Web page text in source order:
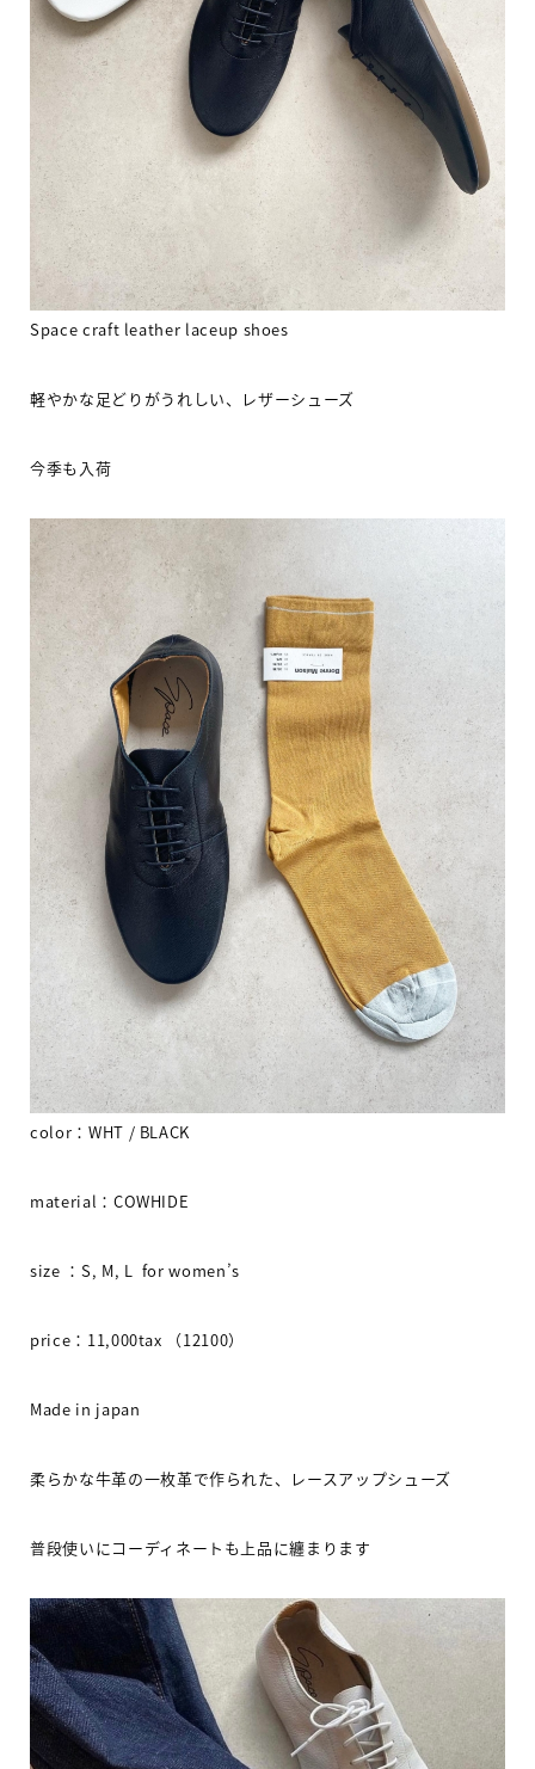
Space craft leather laceup shoes
軽やかな足どりがうれしい、レザーシューズ
今季も入荷
color ： WHT / BLACK
material ： COWHIDE
size ： S, M, L for women’s
price ： 11,000tax （12100）
Made in japan
柔らかな牛革の一枚革で作られた、レースアップシューズ
普段使いにコーディネートも上品に纏まります